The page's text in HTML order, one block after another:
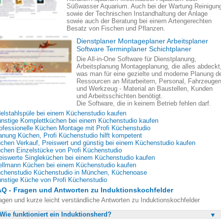
Süßwasser Aquarium. Auch bei der Wartung
sowie der Technischen Instandhaltung der Anlage
sowie auch der Beratung bei einem Artengerechten
Besatz von Fischen und Pflanzen.
Dienstplaner Montageplaner Arbeitsplaner
Software Terminplaner Schichtplaner
Die All-in-One Software für Dienstplanung,
Arbeitsplanung Montageplanung, die alles abdeckt,
was man für eine gezielte und moderne Planung
Ressourcen an Mitarbeitern, Personal, Fahrzeugen
und Werkzeug - Material an Baustellen, Kunden
und Arbeitsschichten benötigt.
Die Software, die in keinem Betrieb fehlen darf.
bei einem Küchenstudio kaufen
Komplettküchen bei einem Küchenstudio kaufen
Küchen Montage mit Profi Küchenstudio
Küchen, Profi Küchenstudio hilft kompetent
Verkauf, Preiswert und günstig bei einem Küchenstudio kaufen
Einzelstücke von Profi Küchenstudio
Singleküchen bei einem Küchenstudio kaufen
Küchen bei einem Küchenstudio kaufen
Küchenstudio in München, Küchenoase
Küche von Profi Küchenstudio
- Fragen und Antworten zu Induktionskochfelder
und kurze leicht verständliche Antworten zu Induktionskochfelder
funktioniert ein Induktionsherd?